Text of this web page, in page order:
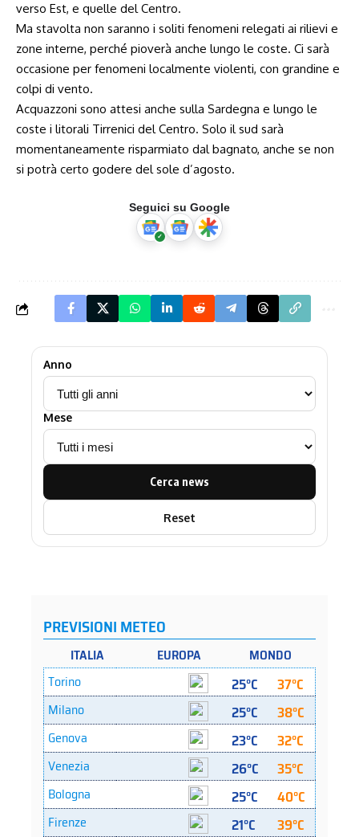
verso Est, e quelle del Centro.
Ma stavolta non saranno i soliti fenomeni relegati ai rilievi e
zone interne, perché pioverà anche lungo le coste. Ci sarà
occasione per fenomeni localmente violenti, con grandine e
colpi di vento.
Acquazzoni sono attesi anche sulla Sardegna e lungo le
coste i litorali Tirrenici del Centro. Solo il sud sarà
momentaneamente risparmiato dal bagnato, anche se non
si potrà certo godere del sole d’agosto.
Seguici su Google
Anno
Mese
Cerca news
Reset